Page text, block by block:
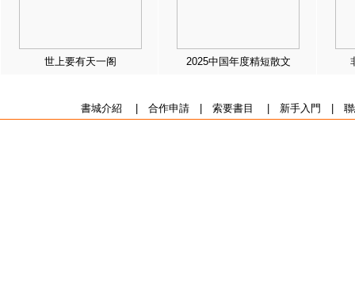
世上要有天一阁 2025中国年度精短散文
書城介紹 合作申請| 索要書目 新手入門